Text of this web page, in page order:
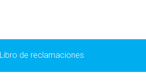
Libro de reclamaciones